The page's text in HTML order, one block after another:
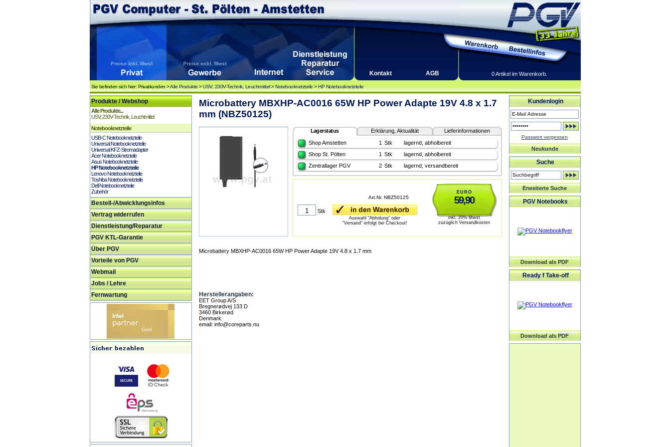
Kontakt AGB 0 Artikel im Warenkorb.
Sie befinden sich hier: Privatkunden >Alle Produkte >USV, 230V-Technik, Leuchtmittel>Notebooknetzteile >HP Notebooknetzteile
Produkte / Webshop
Alle Produkte...
USV, 230V-Technik, Leuchtmittel
Notebooknetzteile
USB-C Notebooknetzteile
Universal Notebooknetzteile
Universal KFZ-Stromadapter
Acer Notebooknetzteile
Asus Notebooknetzteile
HP Notebooknetzteile
Lenovo Notebooknetzteile
Toshiba Notebooknetzteile
Dell Notebooknetzteile
Zubehör
Bestell-/Abwicklungsinfos
Vertrag widerrufen
Dienstleistung/Reparatur
PGV KTL-Garantie
Über PGV
Vorteile von PGV
Webmail
Jobs / Lehre
Fernwartung
Microbattery MBXHP-AC0016 65W HP Power Adapte 19V 4.8 x 1.7
mm (NBZ50125)
Lagerstatus Erklärung, Aktualität
Lieferinformationen
Shop Amstetten
1 Stk
lagernd, abholbereit
Shop St. Pölten
1 Stk
lagernd, abholbereit
Zentrallager PGV
2 Stk lagernd, versandbereit
EURO
59,90
inkl. 20% Mwst
zuzüglich Versandkosten
Art.Nr. NBZ50125
Stk
Auswahl "Abholung" oder
"Versand" erfolgt bei Checkout!
Microbattery MBXHP-AC0016 65W HP Power Adapte 19V 4.8 x 1.7 mm
Herstellerangaben:
EET Group A/S
Bregnerødvej 133 D
3460 Birkerød
Denmark
email: info@coreparts.nu
Kundenlogin
Passwort vergessen
Neukunde
Suche
Erweiterte Suche
PGV Notebooks
Download als PDF
Ready f Take-off
Download als PDF